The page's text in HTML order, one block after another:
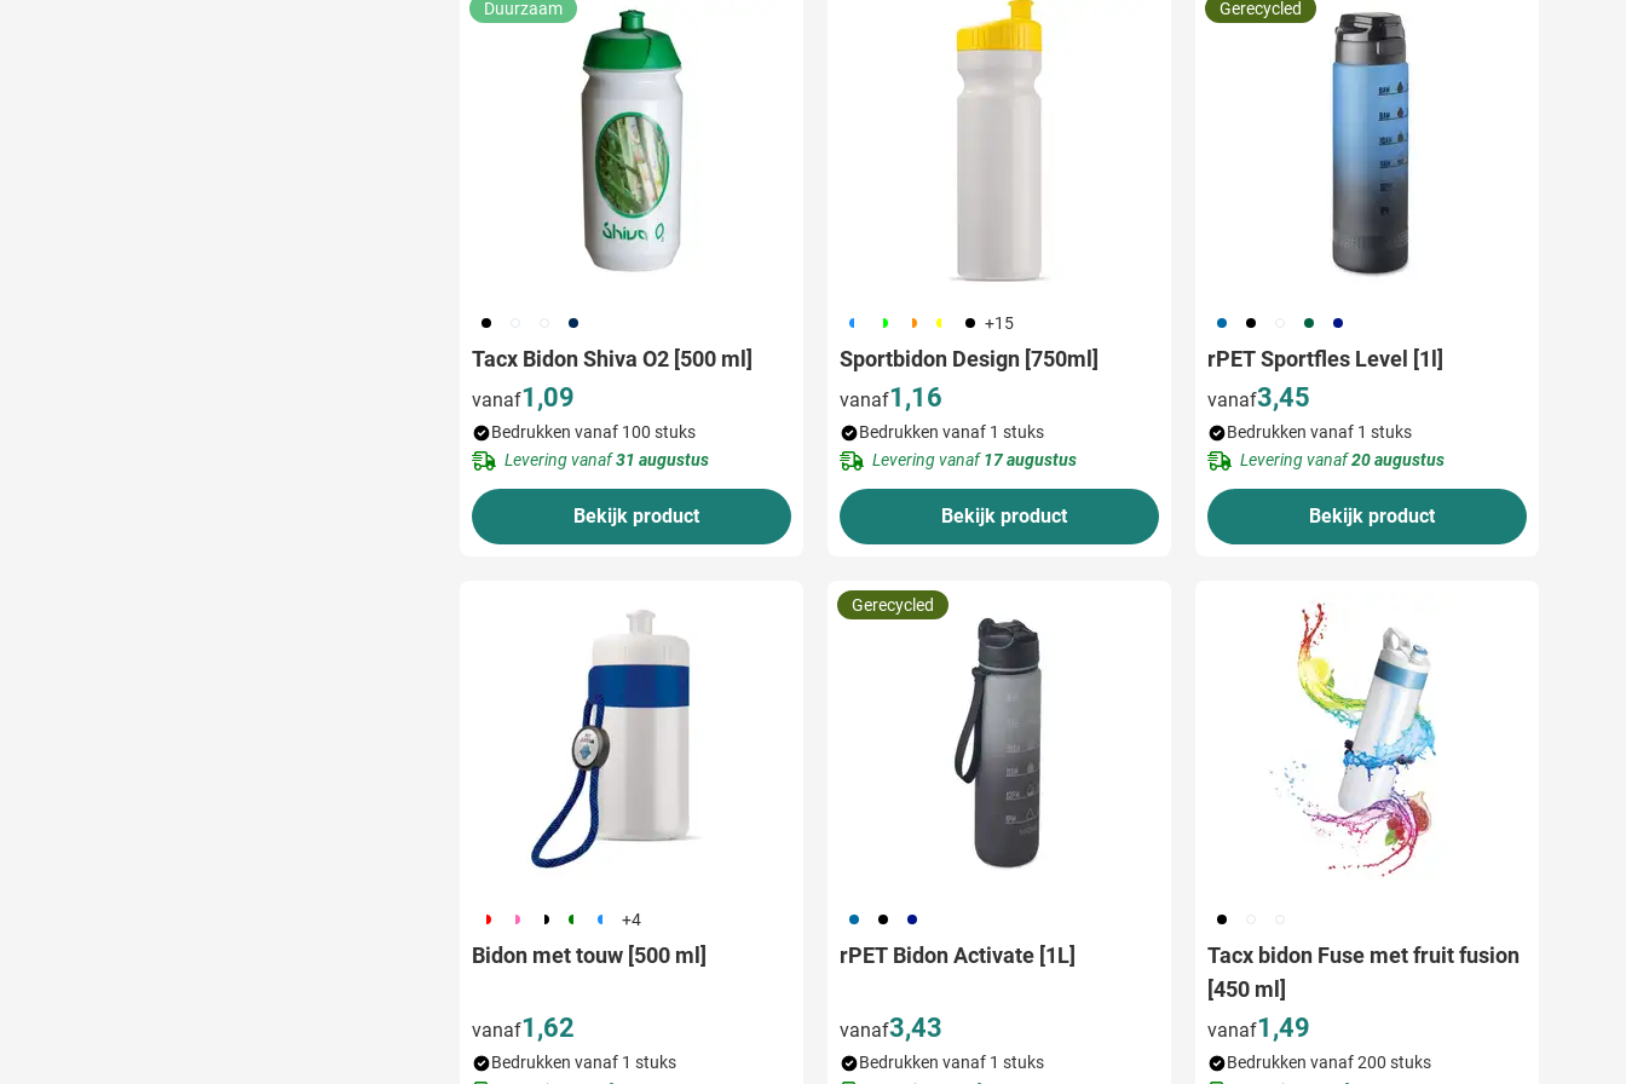
001 970 002 307
Tacx Bidon Shiva O2 [500 ml]
vanaf1,09
Duurzaam
Bedrukken vanaf 100 stuks
Levering vanaf31 augustus
Bekijk product
190 191 192 241 001 +15
Sportbidon Design [750ml]
vanaf1,16
Bedrukken vanaf 1 stuks
Levering vanaf17 augustus
Bekijk product
033 001 002 004 005
rPET Sportfles Level [1l]
vanaf3,45
Gerecycled
Bedrukken vanaf 1 stuks
Levering vanaf20 augustus
Bekijk product
188 189 169 224 974 +4
Bidon met touw [500 ml]
vanaf1,62
Bedrukken vanaf 1 stuks
033 001 948
rPET Bidon Activate [1L]
vanaf3,43
Gerecycled
Bedrukken vanaf 1 stuks
001 970 002
Tacx bidon Fuse met fruit fusion
[450 ml]
vanaf1,49
Bedrukken vanaf 200 stuks